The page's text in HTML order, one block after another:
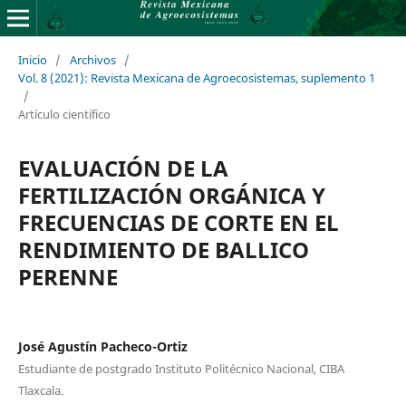
Inicio / Archivos /
Vol. 8 (2021): Revista Mexicana de Agroecosistemas, suplemento 1
/
Artículo científico
EVALUACIÓN DE LA
FERTILIZACIÓN ORGÁNICA Y
FRECUENCIAS DE CORTE EN EL
RENDIMIENTO DE BALLICO
PERENNE
José Agustín Pacheco-Ortiz
Estudiante de postgrado Instituto Politécnico Nacional, CIBA
Tlaxcala.